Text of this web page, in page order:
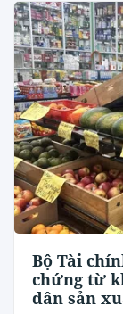
Bộ Tài
chứng từ
dân sản